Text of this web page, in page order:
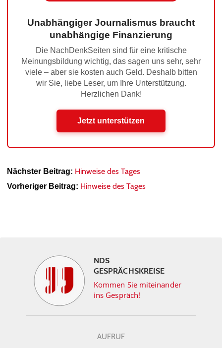
Unabhängiger Journalismus braucht
unabhängige Finanzierung
Die NachDenkSeiten sind für eine kritische
Meinungsbildung wichtig, das sagen uns sehr, sehr
viele – aber sie kosten auch Geld. Deshalb bitten
wir Sie, liebe Leser, um Ihre Unterstützung.
Herzlichen Dank!
Jetzt unterstützen
Nächster Beitrag: Hinweise des Tages
Vorheriger Beitrag: Hinweise des Tages
NDS
GESPRÄCHSKREISE
Kommen Sie miteinander
ins Gespräch!
AUFRUF